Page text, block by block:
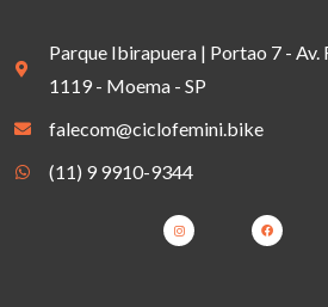
Parque Ibirapuera | Portao 7 - Av.
1119 - Moema - SP
falecom@ciclofemini.bike
(11) 9 9910-9344